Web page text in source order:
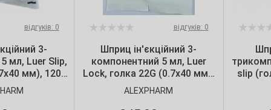
відгуків: 0
3-
мл, Luer Slip,
мм), 120
відгуків: 0
Шприц ін'єкційний 3-
компонентний 5 мл, Luer
Lock, голка 22G (0.7х40 мм),
120 шт./уп., ALEXPHARM
ALEXPHARM
slip